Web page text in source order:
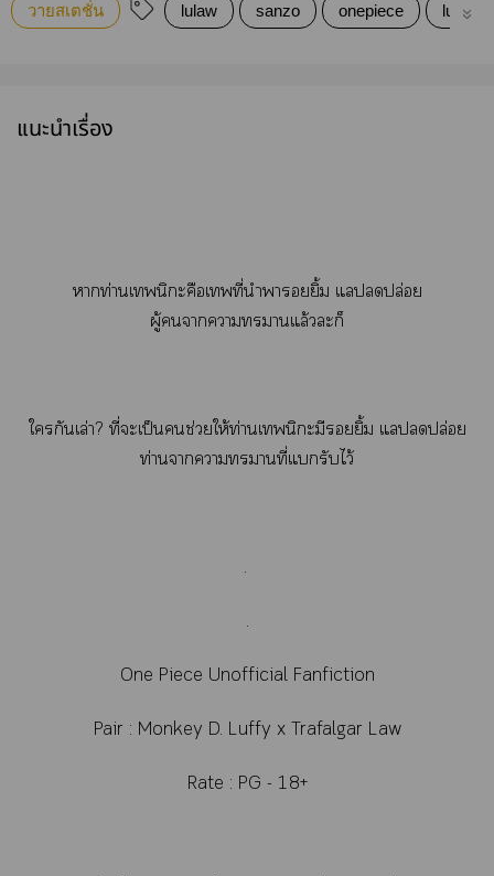
วายสเตชั่น lulaw sanzo onepiece luffy
แนะนำเรื่อง
าท่านเนิะคือเที่นำายิ้ม แปล่อย
ผู้าาาแล้วะก็
ใกันเล่า? ที่ะเป็นช่วยให้ท่านเนิะมียิ้ม แปล่อย
ท่านาาาที่แรับไว้
.
.
One Piece Unofficial Fanfiction
Pair : Monkey D. Luffy x Trafalgar Law
Rate : PG - 18+